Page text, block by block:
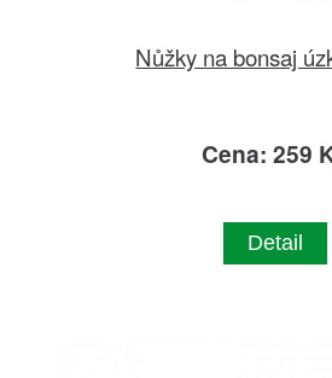
Nůžky na bonsaj
Cena: 259
Detail